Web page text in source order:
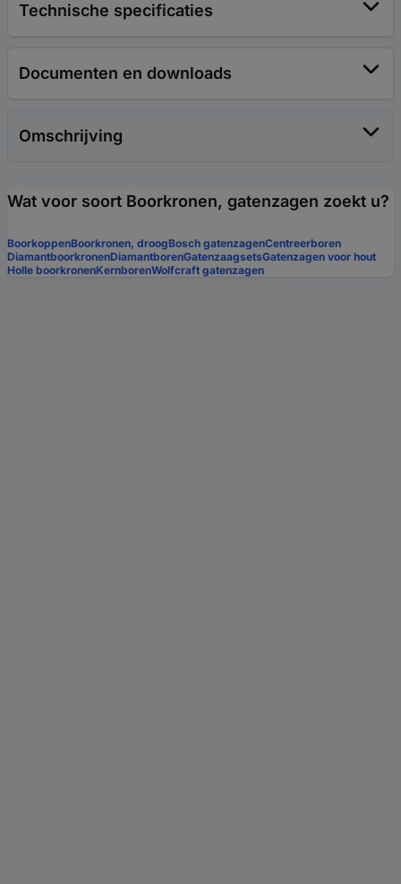
Technische specificaties
Documenten en downloads
Omschrijving
Wat voor soort Boorkronen, gatenzagen zoekt u?
BoorkoppenBoorkronen, droogBosch gatenzagenCentreerboren
DiamantboorkronenDiamantborenGatenzaagsetsGatenzagen voor hout
Holle boorkronenKernborenWolfcraft gatenzagen